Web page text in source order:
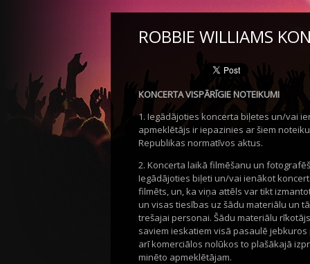
ROBBIE WILLIAMS
KONCERTA VISPĀRĪGIE NOTEIKUMI
1. Iegādājoties koncerta biļetes un/vai
apmeklētājs ir iepazinies ar šiem
Republikas normatīvos aktus.
2. Koncerta laikā filmēšanu un
Iegādājoties biļeti un/vai ienākot
filmēts, un, ka viņa attēls var tikt
un visas tiesības uz šādu materiālu un
trešajai personai. Šādu materiālu
saviem ieskatiem visā pasaulē
arī komerciālos nolūkos to plašākajā
minēto apmeklētājam.